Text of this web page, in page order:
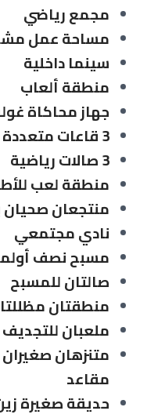
مجمع رياضي
مساحة عمل
سينما داخلية
منطقة ألعاب
جهاز محاكاة
3 قاعات متعددة الاستخدامات
3 صالات رياضية
منطقة لعب
منتجعان
نادي مجتمعي
مسبح نصف
صالتان للمسبح
منطقتان
ملعبان للتجديف
متنزهان صغيران
مقاعد
حديقة صغيرة